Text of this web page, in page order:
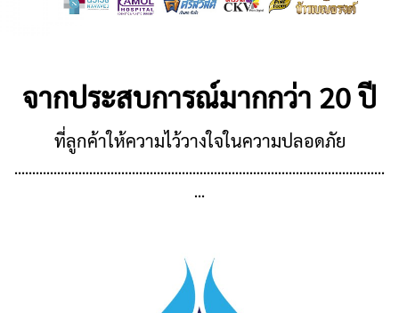
จากประสบการณ์มากกว่า 20 ปี
ที่ลูกค้าให้ความไว้วางใจในความปลอดภัย
........................................................................................................
...